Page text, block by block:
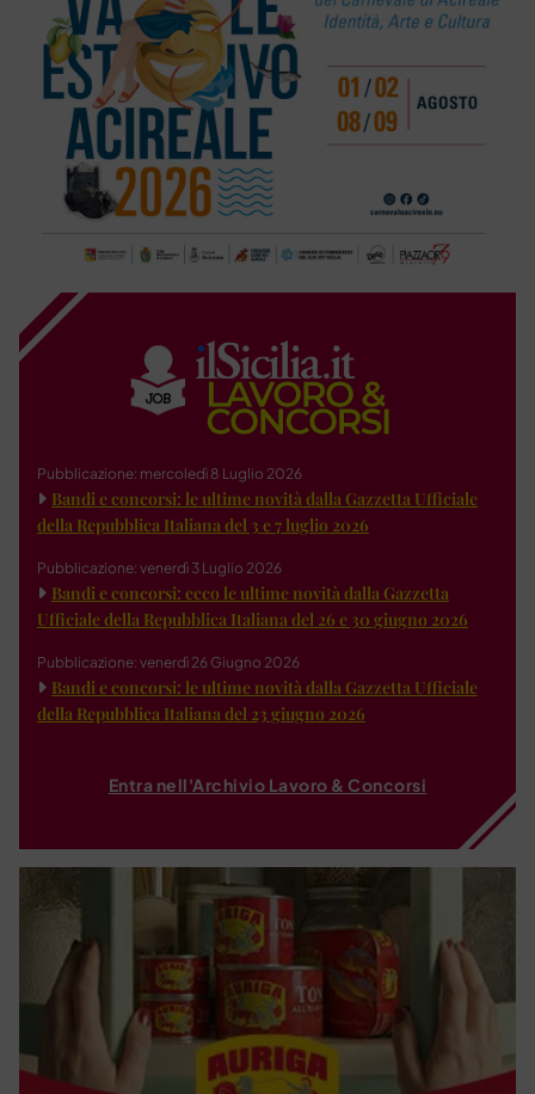
Pubblicazione: mercoledì 8 Luglio 2026
Bandi e concorsi: le ultime novità dalla Gazzetta Ufficiale
della Repubblica Italiana del 3 e 7 luglio 2026
Pubblicazione: venerdì 3 Luglio 2026
Bandi e concorsi: ecco le ultime novità dalla Gazzetta
Ufficiale della Repubblica Italiana del 26 e 30 giugno 2026
Pubblicazione: venerdì 26 Giugno 2026
Bandi e concorsi: le ultime novità dalla Gazzetta Ufficiale
della Repubblica Italiana del 23 giugno 2026
Entra nell'Archivio Lavoro & Concorsi